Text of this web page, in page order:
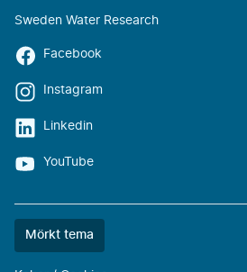
Sweden Water Research
Facebook
Instagram
Linkedin
YouTube
Färgtemat
Mörkt tema